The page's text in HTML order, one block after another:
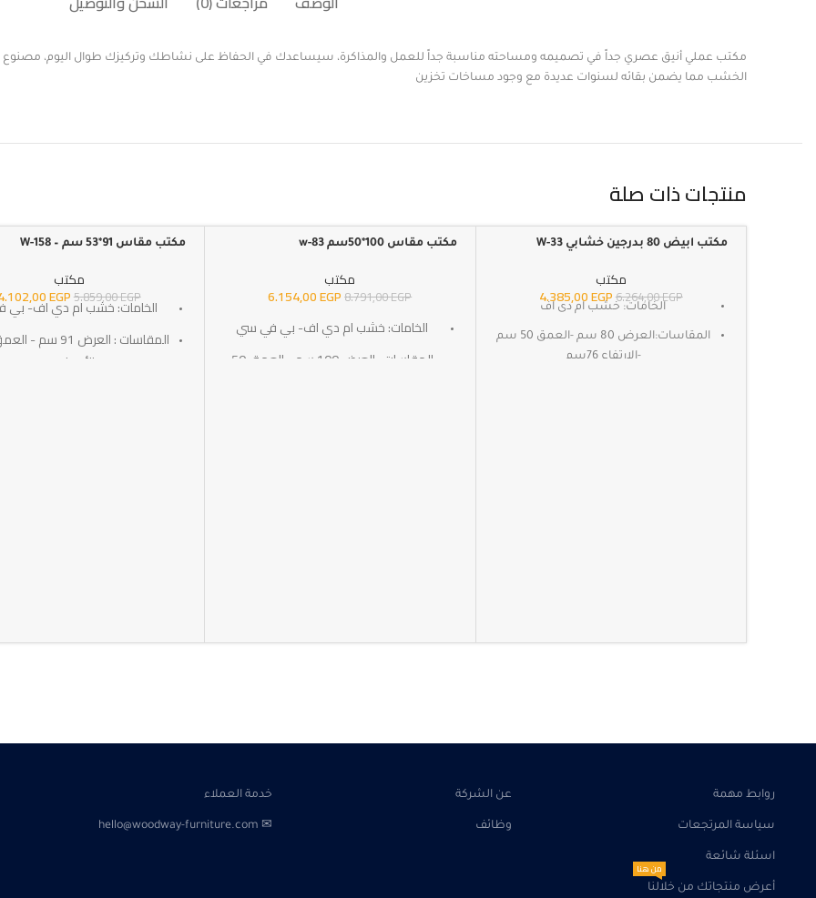
مكتب عملي أنيق عصري جداً في تصميمه ومساحته مناسبة جداً للعمل والمذاكرة، سيساعدك في الحفاظ على نشاطك وتركيزك طوال اليوم، مصنوع
الخشب مما يضمن بقائه لسنوات عديدة مع وجود مساخات تخزين
منتجات ذات صلة
مكتب ابيض 80 بدرجين خشابي W-33
مكتب
6.264,00EGP
4.385,00EGP
الخامات: خشب ام دى اف
المقاسات:العرض 80 سم -العمق 50 سم
-الارتفاع 76سم
مكتب مقاس 100*50سم w-83
مكتب
8.791,00EGP
6.154,00EGP
الخامات: خشب ام دي اف- بي في سي
المقاسات : العرض 100 سم - العمق 50
مكتب مقاس 91*53 سم – W-158
مكتب
5.859,00EGP
EGP
الخامات: خشب ام دي اف-
- الأرتفاع 76 سم
روابط مهمة
سياسة المرتجعات
اسئلة شائعة
أعرض منتجاتك من خلالنا
من هنا
عن الشركة
وظائف
خدمة العملاء
✉ hello@woodway-furniture.com